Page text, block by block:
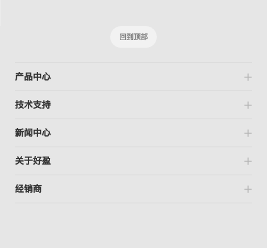
回到顶部
产品中心
技术支持
新闻中心
关于好盈
经销商